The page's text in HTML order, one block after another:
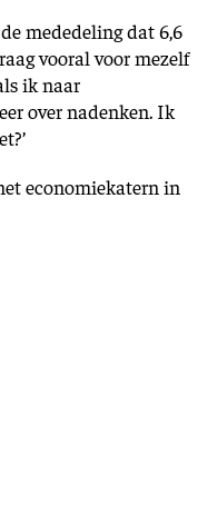
mededeling dat 6,6
vooral voor mezelf
ik naar
over nadenken. Ik
economiekatern in